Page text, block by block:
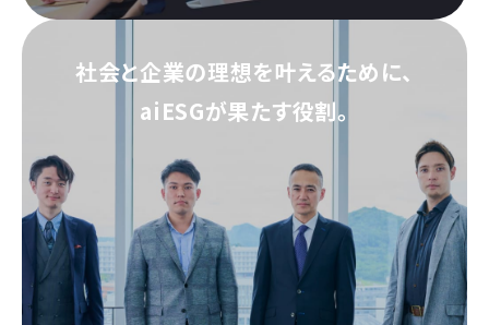
社会と企業の理想を叶えるために、
aiESGが果たす役割。